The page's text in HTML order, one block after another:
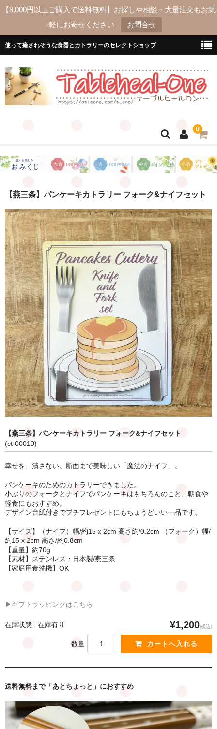
【8,000円以上ご購入で送料無料】お探しや相談・大量注文もお気
軽にお寄せください
お問合せ
使って癒されそうな食器とカトラリーのセレクトショップ
0
ホーム
よくあるご質問
ポイント会員
お知らせ
お問合せ
公式LINE
【燕三条】パンケーキカトラリー フォーク&ナイフセット
【燕三条】パンケーキカトラリー フォーク&ナイフセット
(ct-00010)
幸せを、潰さない。断面まで美味しい「魔法のナイフ」。
パンケーキのためのカトラリーできました。
小ぶりのフォークとナイフでパンケーキはもちろんのこと、朝食や
軽食にもおすすめ。
デザイン台紙付きでプチプレゼントにもちょうどいい一品です。
【サイズ】（ナイフ）幅/約15 x 2cm 高さ約/0.2cm （フォーク）幅/
約15 x 2cm 高さ/約0.8cm
【重量】約70g
【素材】ステンレス・日本製/燕三条
【家庭用食洗機】OK
▶ギフトラッピングはこちら
在庫状態 : 在庫有り ¥1,200(税込)
数量
送料無料まで「あとちょっと」におすすめ